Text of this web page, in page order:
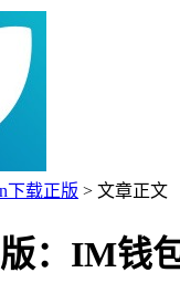
下载正版 > 文章正文
：IM钱